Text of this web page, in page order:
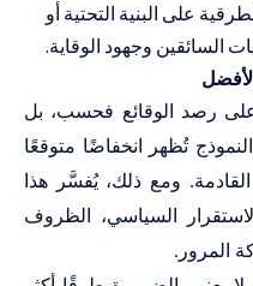
على البنية التحتية أو
السائقين وجهود الوقاية.
على رصد الوقائع فحسب، بل
تُظهر انخفاضًا متوقعًا
ومع ذلك، يُفسَّر هذا
السياسي، الظروف
المرور .